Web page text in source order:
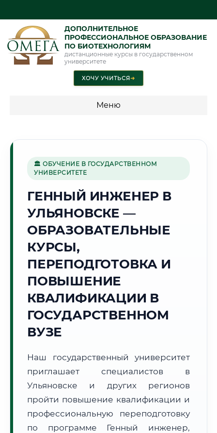
ДОПОЛНИТЕЛЬНОЕ
ПРОФЕССИОНАЛЬНОЕ ОБРАЗОВАНИЕ
ПО БИОТЕХНОЛОГИЯМ
дистанционные курсы в государственном
университете
ХОЧУ УЧИТЬСЯ➜
Меню
✈️
Г. УЛЬЯНОВСК
08:27:58
2026 г.
Погода в г. Ульяновск: 🌤️ +22°C,Преимущественно ясно
🌅 Восход:05:09 🌇 Закат:
📍 Региональная справка
Почтовые индексы:
Часовой пояс:
МСК+1 (UTC+4)
Формат учебы:
Дистанционно
🗺️ Зона обслуживания: г. Ульяновск
🏛 ОБУЧЕНИЕ В ГОСУДАРСТВЕННОМ
УНИВЕРСИТЕТЕ
ГЕННЫЙ ИНЖЕНЕР В
УЛЬЯНОВСКЕ —
ОБРАЗОВАТЕЛЬНЫЕ
КУРСЫ,
ПЕРЕПОДГОТОВКА И
ПОВЫШЕНИЕ
КВАЛИФИКАЦИИ В
ГОСУДАРСТВЕННОМ
ВУЗЕ
Наш государственный университет
приглашает специалистов в
Ульяновске и других регионов
пройти повышение квалификации и
профессиональную переподготовку
по программе Генный инженер,